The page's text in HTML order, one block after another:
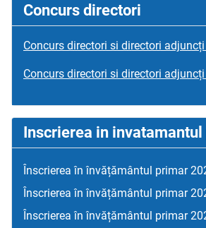
Concurs directori
Concurs directori si directori
Concurs directori si directori adjuncți
Inscrierea in
Înscrierea în învățământul primar
Înscrierea în învățământul primar
Înscrierea în învățământul primar